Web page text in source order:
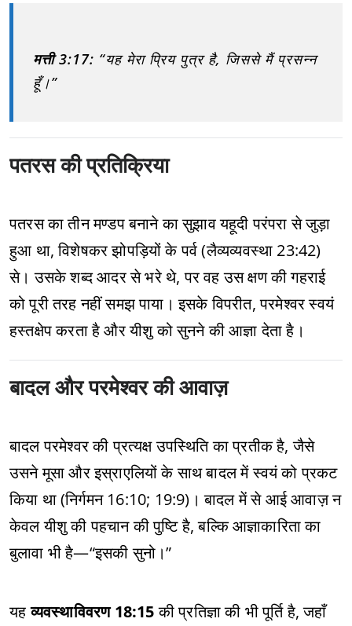
मत्ती 3:17: “यह मेरा प्रिय पुत्र है, जिससे मैं प्रसन्न
हूँ।”
पतरस की प्रतिक्रिया
पतरस का तीन मण्डप बनाने का सुझाव यहूदी परंपरा से जुड़ा
हुआ था, विशेषकर झोपड़ियों के पर्व (लैव्यव्यवस्था 23:42)
से। उसके शब्द आदर से भरे थे, पर वह उस क्षण की गहराई
को पूरी तरह नहीं समझ पाया। इसके विपरीत, परमेश्वर स्वयं
हस्तक्षेप करता है और यीशु को सुनने की आज्ञा देता है।
बादल और परमेश्वर की आवाज़
बादल परमेश्वर की प्रत्यक्ष उपस्थिति का प्रतीक है, जैसे
उसने मूसा और इस्राएलियों के साथ बादल में स्वयं को प्रकट
किया था (निर्गमन 16:10; 19:9)। बादल में से आई आवाज़ न
केवल यीशु की पहचान की पुष्टि है, बल्कि आज्ञाकारिता का
बुलावा भी है—“इसकी सुनो।”
यहव्यवस्थाविवरण 18:15की प्रतिज्ञा की भी पूर्ति है, जहाँ